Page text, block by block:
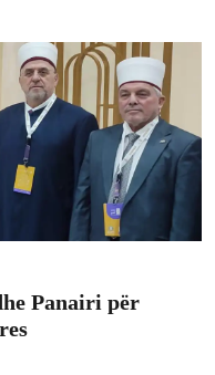
Panairi për